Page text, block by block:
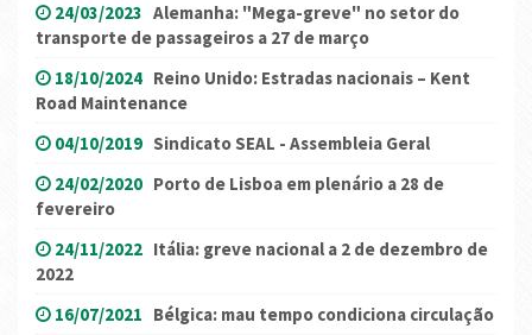
24/03/2023 Alemanha: "Mega-greve" no setor do
transporte de passageiros a 27 de março
18/10/2024 Reino Unido: Estradas nacionais – Kent
Road Maintenance
04/10/2019 Sindicato SEAL - Assembleia Geral
24/02/2020 Porto de Lisboa em plenário a 28 de
fevereiro
24/11/2022 Itália: greve nacional a 2 de dezembro de
2022
16/07/2021 Bélgica: mau tempo condiciona circulação